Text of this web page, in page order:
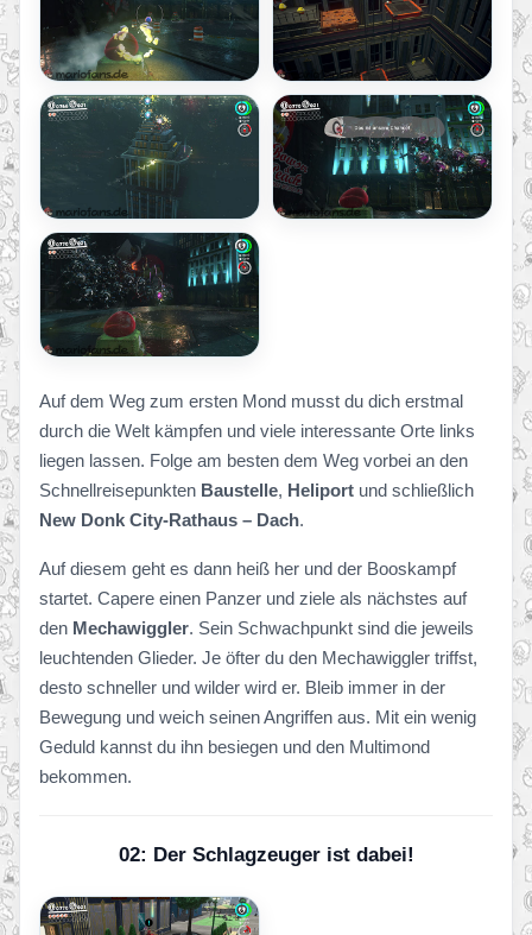
Auf dem Weg zum ersten Mond musst du dich erstmal
durch die Welt kämpfen und viele interessante Orte links
liegen lassen. Folge am besten dem Weg vorbei an den
Schnellreisepunkten Baustelle, Heliport und schließlich
New Donk City-Rathaus – Dach.
Auf diesem geht es dann heiß her und der Booskampf
startet. Capere einen Panzer und ziele als nächstes auf
den Mechawiggler. Sein Schwachpunkt sind die jeweils
leuchtenden Glieder. Je öfter du den Mechawiggler triffst,
desto schneller und wilder wird er. Bleib immer in der
Bewegung und weich seinen Angriffen aus. Mit ein wenig
Geduld kannst du ihn besiegen und den Multimond
bekommen.
02: Der Schlagzeuger ist dabei!